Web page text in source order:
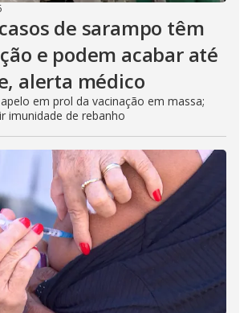
de sarampo têm
e podem acabar até
alerta médico
em prol da vacinação em massa;
imunidade de rebanho